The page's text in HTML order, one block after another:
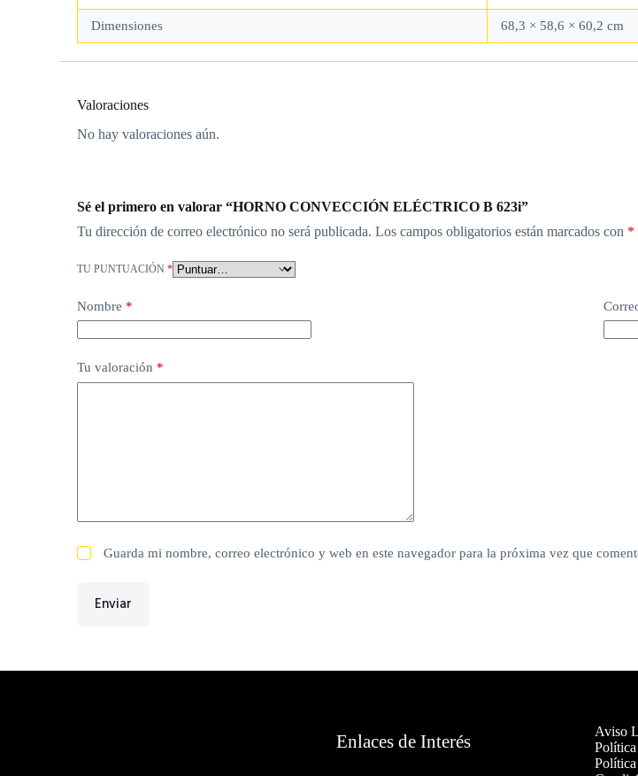
Dimensiones 68,3 × 58,6 × 60,2 cm
Valoraciones
No hay valoraciones aún.
Sé el primero en valorar “HORNO CONVECCIÓN ELÉCTRICO B 623i”
Tu dirección de correo electrónico no será publicada. Los campos obligatorios están marcados con *
TU PUNTUACIÓN*
Nombre *
Tu valoración *
Guarda mi nombre, correo electrónico y web en este navegador para la próxima vez que
Enviar
Enlaces de Interés
Aviso